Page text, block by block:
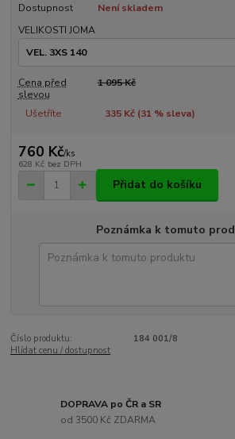
Dostupnost
Není skladem
VELIKOSTI JOMA
Cena před
slevou
1 095 Kč
Ušetříte 335 Kč (31 % sleva)
760 Kč/ks
628 Kč bez DPH
Přidat do košíku
Poznámka k tomuto
Číslo produktu:
184 001/8
Hlídat cenu / dostupnost
DOPRAVA po ČR a SR
od 3500 Kč ZDARMA